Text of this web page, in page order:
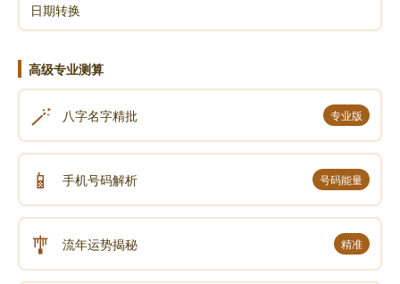
日期转换
高级专业测算
🪄 八字名字精批 专业版
📱 手机号码解析 号码能量
🎐 流年运势揭秘 精准